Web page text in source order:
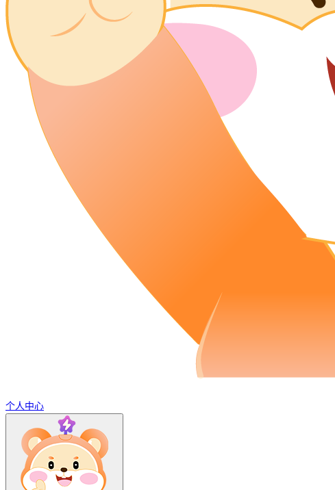
个人中心